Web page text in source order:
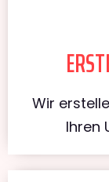
Wir
Ihren